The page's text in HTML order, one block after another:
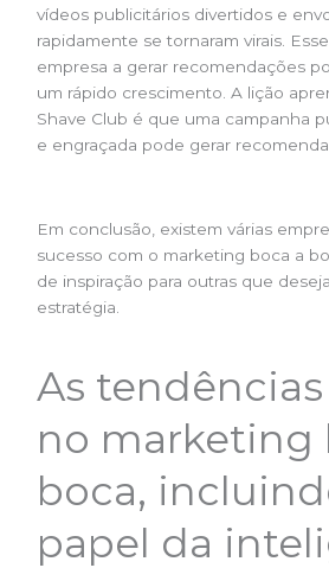
vídeos publicitários divertidos e
rapidamente se tornaram virais.
empresa a gerar recomendações
um rápido crescimento. A lição
Shave Club é que uma campanha
e engraçada pode gerar
Em conclusão, existem várias
sucesso com o marketing boca a
de inspiração para outras que
estratégia.
As
no marketing
boca,
papel da